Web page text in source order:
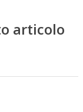
articolo